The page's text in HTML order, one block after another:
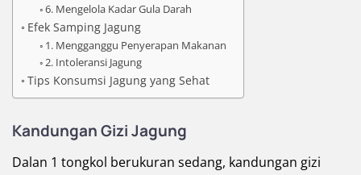
6. Mengelola Kadar Gula Darah
Efek Samping Jagung
1. Mengganggu Penyerapan Makanan
2. Intoleransi Jagung
Tips Konsumsi Jagung yang Sehat
Kandungan Gizi Jagung
Dalan 1 tongkol berukuran sedang, kandungan gizi